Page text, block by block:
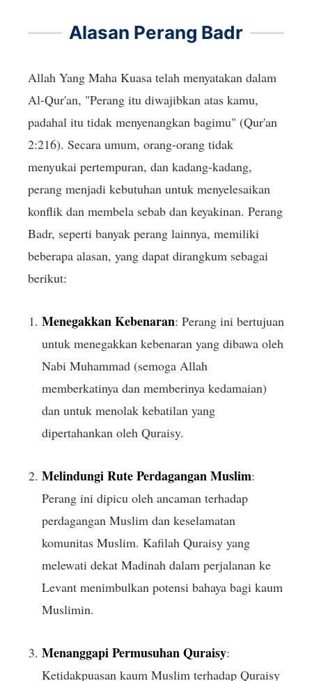
Alasan Perang Badr
Allah Yang Maha Kuasa telah menyatakan dalam
Al-Qur'an, "Perang itu diwajibkan atas kamu,
padahal itu tidak menyenangkan bagimu" (Qur'an
2:216). Secara umum, orang-orang tidak
menyukai pertempuran, dan kadang-kadang,
perang menjadi kebutuhan untuk menyelesaikan
konflik dan membela sebab dan keyakinan. Perang
Badr, seperti banyak perang lainnya, memiliki
beberapa alasan, yang dapat dirangkum sebagai
berikut:
Menegakkan Kebenaran: Perang ini bertujuan
untuk menegakkan kebenaran yang dibawa oleh
Nabi Muhammad (semoga Allah
memberkatinya dan memberinya kedamaian)
dan untuk menolak kebatilan yang
dipertahankan oleh Quraisy.
Melindungi Rute Perdagangan Muslim:
Perang ini dipicu oleh ancaman terhadap
perdagangan Muslim dan keselamatan
komunitas Muslim. Kafilah Quraisy yang
melewati dekat Madinah dalam perjalanan ke
Levant menimbulkan potensi bahaya bagi kaum
Muslimin.
Menanggapi Permusuhan Quraisy:
Ketidakpuasan kaum Muslim terhadap Quraisy